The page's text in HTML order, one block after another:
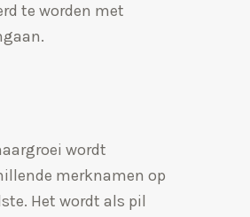
te worden met
wordt
merknamen op
Het wordt als pil